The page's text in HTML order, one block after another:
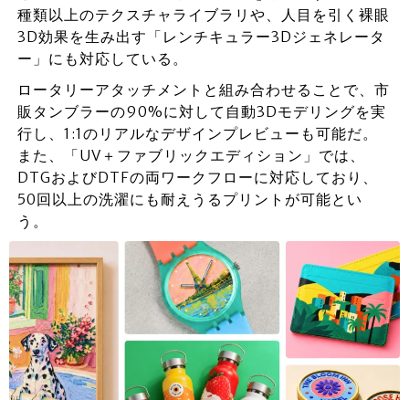
種類以上のテクスチャライブラリや、人目を引く裸眼
3D効果を生み出す「レンチキュラー3Dジェネレータ
ー」にも対応している。
ロータリーアタッチメントと組み合わせることで、市
販タンブラーの90%に対して自動3Dモデリングを実
行し、1:1のリアルなデザインプレビューも可能だ。
また、「UV＋ファブリックエディション」では、
DTGおよびDTFの両ワークフローに対応しており、
50回以上の洗濯にも耐えうるプリントが可能とい
う。